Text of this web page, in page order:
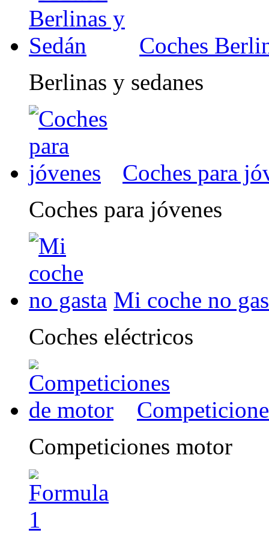
Coches
Berlinas y sedanes
Coches para
Coches para jóvenes
Mi coche no
Coches eléctricos
Competiciones motor